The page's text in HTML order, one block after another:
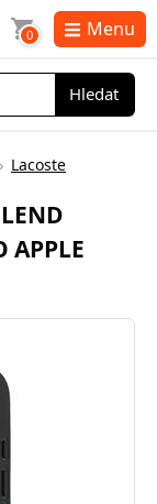
Hledat
0 Menu
Lacoste
APPLE